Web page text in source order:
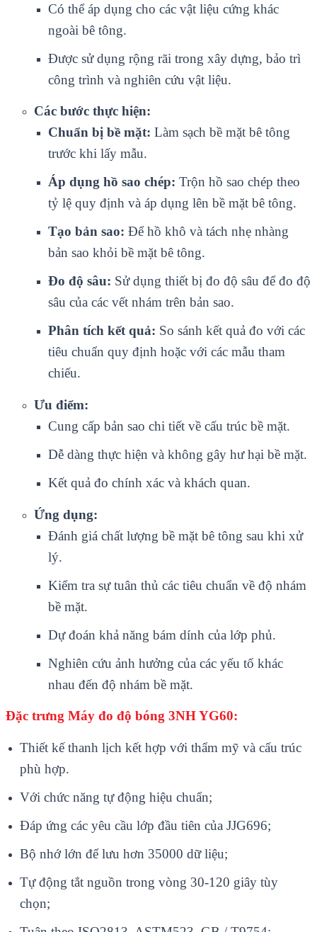
Có thể áp dụng cho các vật liệu cứng khác
ngoài bê tông.
Được sử dụng rộng rãi trong xây dựng, bảo trì
công trình và nghiên cứu vật liệu.
Các bước thực hiện:
Chuẩn bị bề mặt: Làm sạch bề mặt bê tông
trước khi lấy mẫu.
Áp dụng hồ sao chép: Trộn hồ sao chép theo
tỷ lệ quy định và áp dụng lên bề mặt bê tông.
Tạo bản sao: Để hồ khô và tách nhẹ nhàng
bản sao khỏi bề mặt bê tông.
Đo độ sâu: Sử dụng thiết bị đo độ sâu để đo độ
sâu của các vết nhám trên bản sao.
Phân tích kết quả: So sánh kết quả đo với các
tiêu chuẩn quy định hoặc với các mẫu tham
chiếu.
Ưu điểm:
Cung cấp bản sao chi tiết về cấu trúc bề mặt.
Dễ dàng thực hiện và không gây hư hại bề mặt.
Kết quả đo chính xác và khách quan.
Ứng dụng:
Đánh giá chất lượng bề mặt bê tông sau khi xử
lý.
Kiểm tra sự tuân thủ các tiêu chuẩn về độ nhám
bề mặt.
Dự đoán khả năng bám dính của lớp phủ.
Nghiên cứu ảnh hưởng của các yếu tố khác
nhau đến độ nhám bề mặt.
Đặc trưng Máy đo độ bóng 3NH YG60:
Thiết kế thanh lịch kết hợp với thẩm mỹ và cấu trúc
phù hợp.
Với chức năng tự động hiệu chuẩn;
Đáp ứng các yêu cầu lớp đầu tiên của JJG696;
Bộ nhớ lớn để lưu hơn 35000 dữ liệu;
Tự động tắt nguồn trong vòng 30-120 giây tùy
chọn;